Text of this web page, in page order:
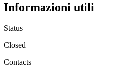
Informazioni utili
Status
Closed
Contacts